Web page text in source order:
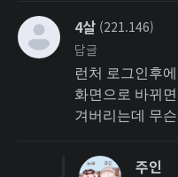
4살 (221.146)
답글
런처 로그인후
화면으로 바뀌
겨버리는데 무
주인